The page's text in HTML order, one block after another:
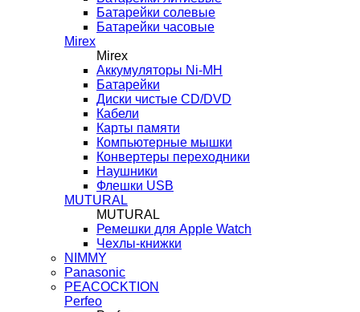
Батарейки солевые
Батарейки часовые
Mirex
Mirex
Аккумуляторы Ni-MH
Батарейки
Диски чистые CD/DVD
Кабели
Карты памяти
Компьютерные мышки
Конвертеры переходники
Наушники
Флешки USB
MUTURAL
MUTURAL
Ремешки для Apple Watch
Чехлы-книжки
NIMMY
Panasonic
PEACOCKTION
Perfeo